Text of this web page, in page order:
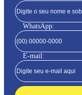
WhatsApp:
E-mail: